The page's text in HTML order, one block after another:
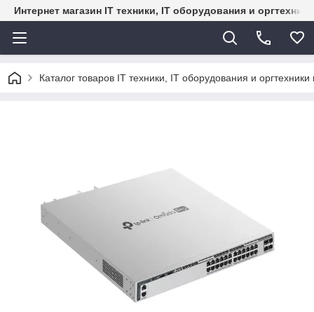
Интернет магазин IT техники, IT оборудования и
Каталог товаров IT техники, IT оборудования и